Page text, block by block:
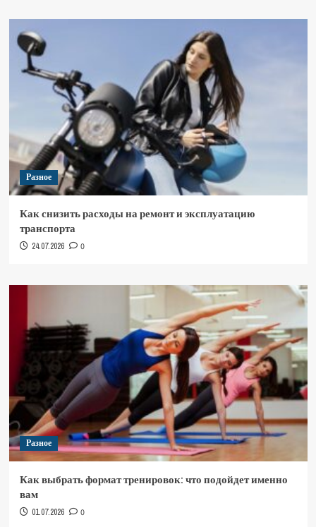
Разное
Как снизить расходы на ремонт и эксплуатацию
транспорта
24.07.2026 0
Разное
Как выбрать формат тренировок: что подойдет именно
вам
01.07.2026 0